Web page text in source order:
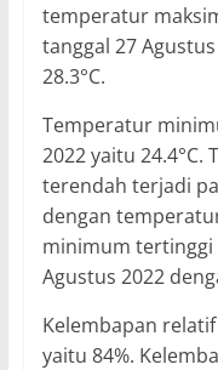
temperatur
tanggal 27
28.3°C.
Temperatur
2022 yaitu
terendah terjadi
dengan
minimum tertinggi
Agustus 2022
Kelembapan
yaitu 84%.